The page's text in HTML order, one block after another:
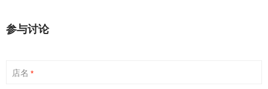
参与讨论
店名 *